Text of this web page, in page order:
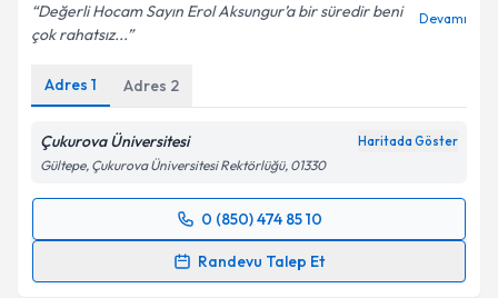
Değerli Hocam Sayın Erol Aksungur’a bir süredir beni
çok rahatsız...
Devamı
Adres 1 Adres 2
Çukurova Üniversitesi Haritada Göster
Gültepe, Çukurova Üniversitesi Rektörlüğü, 01330
0 (850) 474 85 10
Randevu Talep Et
Randevu Takvimi Talebi